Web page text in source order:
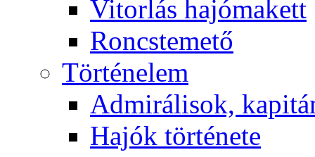
Vitorlás hajómakett
Roncstemető
Történelem
Admirálisok,
Hajók története